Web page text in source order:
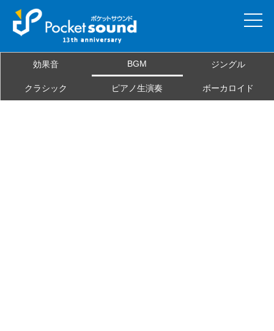
当サイトについて
効果音 BGM ジングル
クラシック ピアノ生演奏 ボーカロイド